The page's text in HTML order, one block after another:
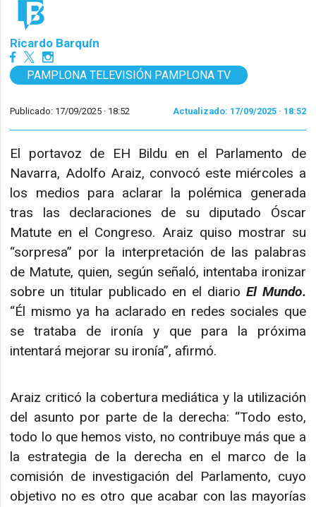
Ricardo Barquín
PAMPLONA TELEVISIÓN PAMPLONA TV
Publicado: 17/09/2025 · 18:52 Actualizado: 17/09/2025 · 18:52
El portavoz de EH Bildu en el Parlamento de
Navarra, Adolfo Araiz, convocó este miércoles a
los medios para aclarar la polémica generada
tras las declaraciones de su diputado Óscar
Matute en el Congreso. Araiz quiso mostrar su
“sorpresa” por la interpretación de las palabras
de Matute, quien, según señaló, intentaba ironizar
sobre un titular publicado en el diario El Mundo.
“Él mismo ya ha aclarado en redes sociales que
se trataba de ironía y que para la próxima
intentará mejorar su ironía”, afirmó.
Araiz criticó la cobertura mediática y la utilización
del asunto por parte de la derecha: “Todo esto,
todo lo que hemos visto, no contribuye más que a
la estrategia de la derecha en el marco de la
comisión de investigación del Parlamento, cuyo
objetivo no es otro que acabar con las mayorías